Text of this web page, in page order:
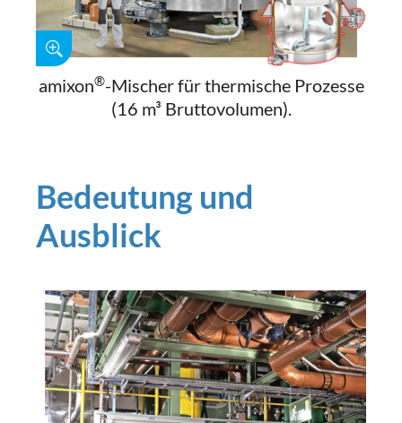
amixon®-Mischer für thermische Prozesse
(16 m³ Bruttovolumen).
Bedeutung und
Ausblick